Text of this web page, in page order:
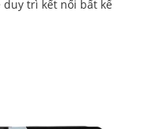
trì kết nối bất kể